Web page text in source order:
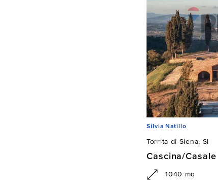
Silvia Natillo
Torrita di Siena, SI
Cascina/Casale
1040 mq